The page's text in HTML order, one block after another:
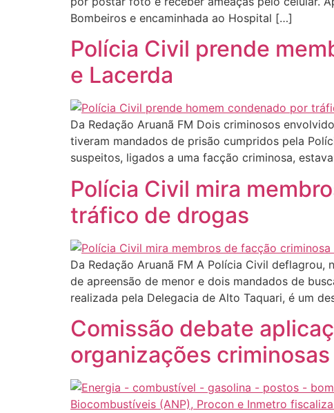
Bombeiros e encaminhada ao Hospital […]
Polícia Civil prende
e Lacerda
Da Redação Aruanã FM Dois criminosos
tiveram mandados de prisão cumpridos pela
suspeitos, ligados a uma facção criminosa,
Polícia Civil mira
tráfico de drogas
Da Redação Aruanã FM A Polícia Civil
de apreensão de menor e dois mandados de
realizada pela Delegacia de Alto Taquari, é um
Comissão debate
organizações criminosas